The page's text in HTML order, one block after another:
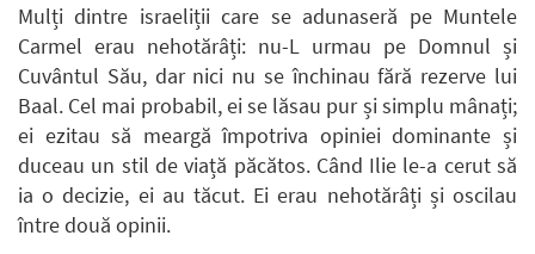
Mulți dintre israeliții care se adunaseră pe Muntele
Carmel erau nehotărâți: nu-L urmau pe Domnul și
Cuvântul Său, dar nici nu se închinau fără rezerve lui
Baal. Cel mai probabil, ei se lăsau pur și simplu mânați;
ei ezitau să meargă împotriva opiniei dominante și
duceau un stil de viață păcătos. Când Ilie le-a cerut să
ia o decizie, ei au tăcut. Ei erau nehotărâți și oscilau
între două opinii.